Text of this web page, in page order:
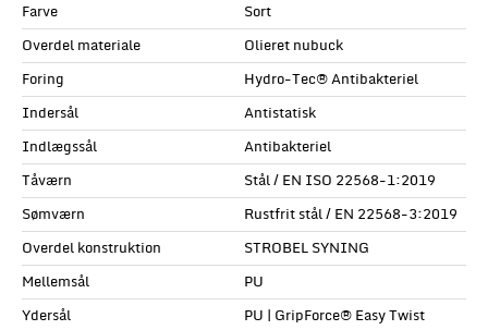
Farve
Sort
Overdel materiale
Olieret nubuck
Foring
Hydro-Tec® Antibakteriel
Indersål
Antistatisk
Indlægssål
Antibakteriel
Tåværn
Stål / EN ISO 22568-1:2019
Sømværn
Rustfrit stål / EN 22568-3:2019
Overdel konstruktion
STROBEL SYNING
Mellemsål
PU
Ydersål
PU | GripForce® Easy Twist